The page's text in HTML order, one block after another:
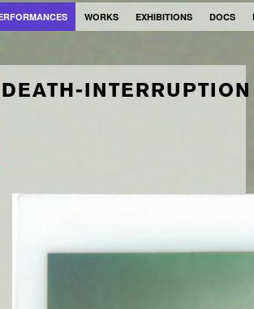
WORKS EXHIBITIONS DOCS
DEATH-